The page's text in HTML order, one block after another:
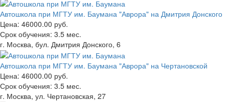
Автошкола при МГТУ им. Баумана "Аврора" на Дмитрия Донского
Цена: 46000.00 руб.
Срок обучения: 3.5 мес.
г. Москва, бул. Дмитрия Донского, 6
Автошкола при МГТУ им. Баумана "Аврора" на Чертановской
Цена: 46000.00 руб.
Срок обучения: 3.5 мес.
г. Москва, ул. Чертановская, 27